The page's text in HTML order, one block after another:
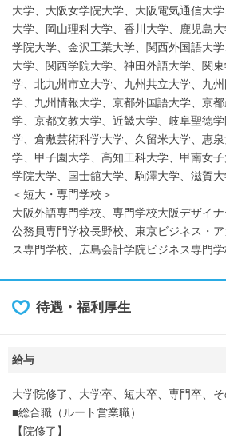
大学、大阪女学院大学、大阪電気通信大
大学、岡山理科大学、香川大学、鹿児島
学院大学、金沢工業大学、関西外国語大
大学、関西学院大学、神田外語大学、関
学、北九州市立大学、九州共立大学、九
学、九州情報大学、京都外国語大学、京
学、京都文教大学、近畿大学、岐阜聖徳
学、倉敷芸術科学大学、久留米大学、恵
学、甲子園大学、高知工科大学、甲南女
学院大学、国士舘大学、駒澤大学、滋賀
＜短大・専門学校＞
大阪外語専門学校、専門学校大阪デザイ
公務員専門学校長野校、東京ビジネス・
ス専門学校、広島会計学院ビジネス専門
待遇・福利厚生
給与
大学院修了、大学卒、短大卒、専門卒、
■総合職（ルート営業職）
【院修了】